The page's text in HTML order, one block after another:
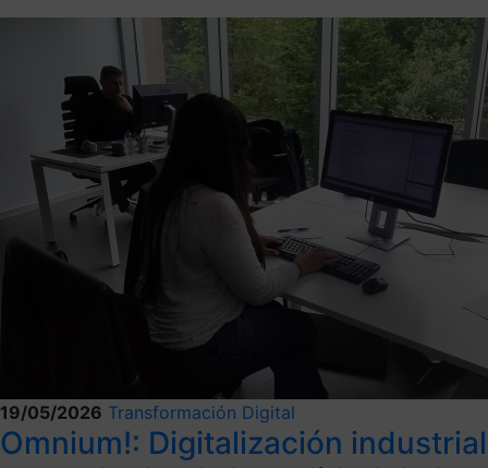
19/05/2026 Transformación Digital
Omnium!: Digitalización industrial